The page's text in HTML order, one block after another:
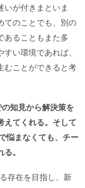
いが付きまといま
てのことでも、別の
あることもまた多
い環境であれば、
むことができると考
知見から解決策を
えてくれる。そして
悩まなくても、チー
。
存在を目指し、新